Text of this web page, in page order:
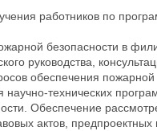
работников по
безопасности в
руководства,
обеспечения пожарной
технических
Обеспечение
актов, предпроектных